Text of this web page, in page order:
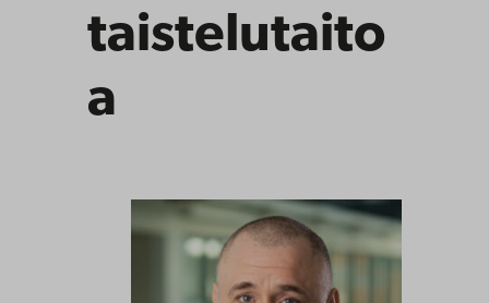
taistelutaito
a